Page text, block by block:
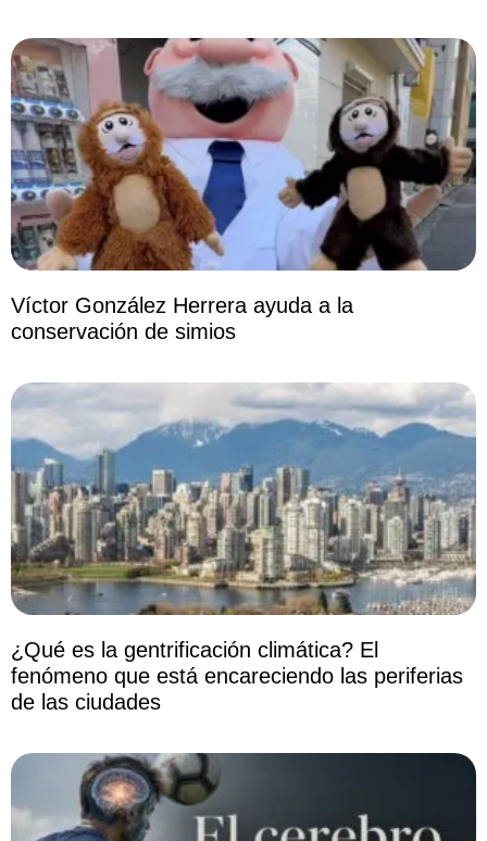
Víctor González Herrera ayuda a la
conservación de simios
¿Qué es la gentrificación climática? El
fenómeno que está encareciendo las periferias
de las ciudades